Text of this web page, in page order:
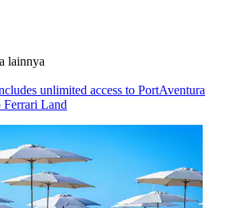
lainnya
unlimited access to PortAventura
Ferrari Land